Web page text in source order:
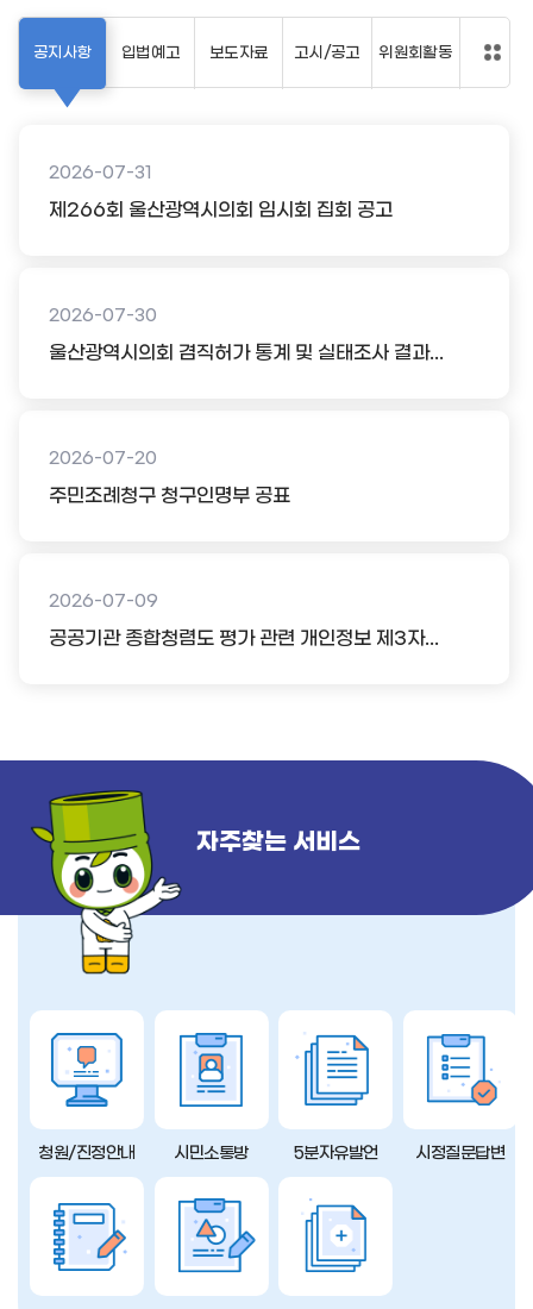
공지사항
2026-07-31
제266회 울산광역시의회 임시회 집회 공고
2026-07-30
울산광역시의회 겸직허가 통계 및 실태조사 결과...
2026-07-20
주민조례청구 청구인명부 공표
2026-07-09
공공기관 종합청렴도 평가 관련 개인정보 제3자...
입법예고 보도자료 고시/공고 위원회활동
자주찾는 서비스
청원/진정안내 시민소통방 5분자유발언 시정질문답변